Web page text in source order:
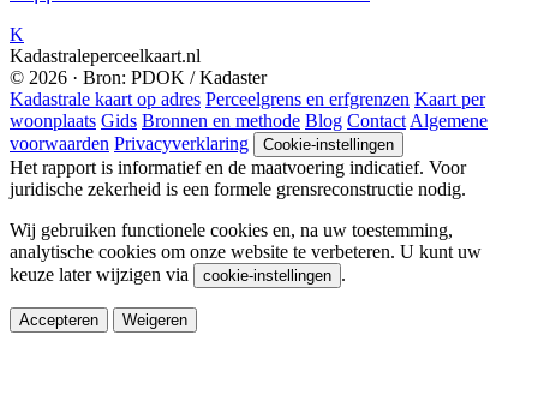
K
Kadastraleperceelkaart.nl
© 2026 · Bron: PDOK / Kadaster
Kadastrale kaart op adres Perceelgrens en erfgrenzen Kaart per
woonplaats Gids Bronnen en methode Blog Contact Algemene
voorwaarden Privacyverklaring Cookie-instellingen
Het rapport is informatief en de maatvoering indicatief. Voor
juridische zekerheid is een formele grensreconstructie nodig.
Wij gebruiken functionele cookies en, na uw toestemming,
analytische cookies om onze website te verbeteren. U kunt uw
keuze later wijzigen via
cookie-instellingen .
Accepteren Weigeren